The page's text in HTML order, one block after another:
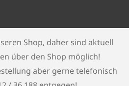
Shop, daher sind aktuell
über den Shop möglich!
aber gerne telefonisch